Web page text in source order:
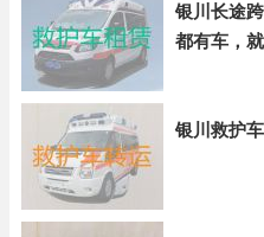
银川长途
都有车，
银川救护